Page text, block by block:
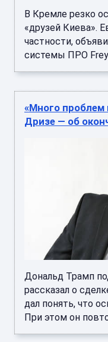
В Кремле резко
«друзей Киева».
частности,
системы ПРО
«Много проблем
Дризе — об
Дональд Трамп
рассказал о
дал понять, что
При этом он